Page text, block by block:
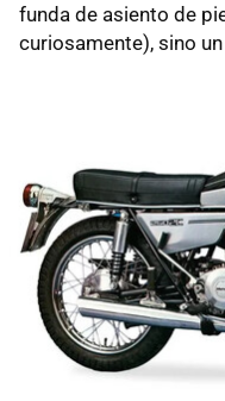
funda de asiento de
curiosamente), sino